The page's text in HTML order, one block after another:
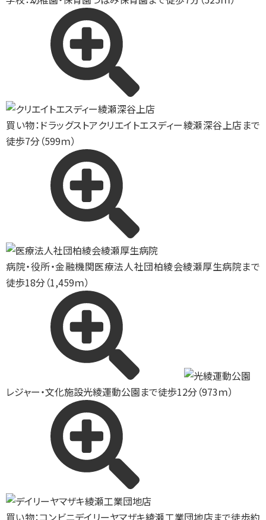
買い物：ドラッグストアクリエイトエスディー綾瀬深谷上店まで
徒歩7分（599ｍ）
病院・役所・金融機関医療法人社団柏綾会綾瀬厚生病院まで
徒歩18分（1,459ｍ）
レジャー・文化施設光綾運動公園まで徒歩12分（973ｍ）
買い物：コンビニデイリーヤマザキ綾瀬工業団地店まで徒歩約